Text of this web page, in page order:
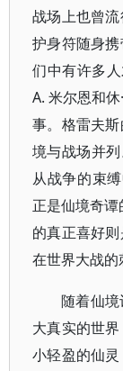
战场上也曾
护身符随身
们中有许多
A. 米尔恩和
事。格雷夫
境与战场并
从战争的束
正是仙境奇
的真正喜好
在世界大战的
随着仙
大真实的世
小轻盈的仙